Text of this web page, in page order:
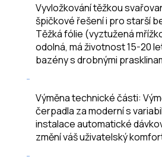
Vyvložkování těžkou
špičkové řešení i pro starší
Těžká fólie (vyztužená
odolná, má životnost 15-20
bazény s drobnými
Výměna technické části:
čerpadla za moderní s
instalace automatické
změní váš uživatelský